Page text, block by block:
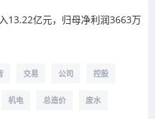
13.22亿元，归母净利润3663万
交易 公司 控股
机电 总造价 废水